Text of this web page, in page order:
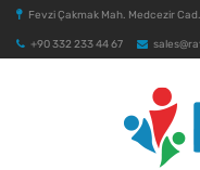
Fevzi Çakmak Mah. Medcezir
+90 332 233 44 67